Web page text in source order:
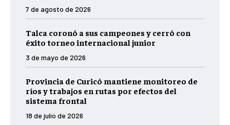
7 de agosto de 2026
Talca coronó a sus campeones y cerró con
éxito torneo internacional junior
3 de mayo de 2026
Provincia de Curicó mantiene monitoreo de
ríos y trabajos en rutas por efectos del
sistema frontal
18 de julio de 2026